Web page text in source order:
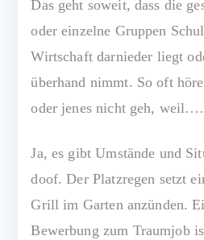
Das geht soweit, dass die
oder einzelne Gruppen
Wirtschaft darnieder liegt
überhand nimmt. So oft
oder jenes nicht geh,
Ja, es gibt Umstände und
doof. Der Platzregen setzt
Grill im Garten anzünden.
Bewerbung zum Traumjob